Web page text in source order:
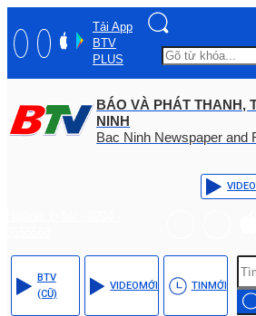
Tải App
BTV
PLUS
BÁO VÀ PHÁT THANH,
NINH
Bac Ninh Newspaper and
VIDEO
BTV
(CŨ)
VIDEOMỚI TINMỚI